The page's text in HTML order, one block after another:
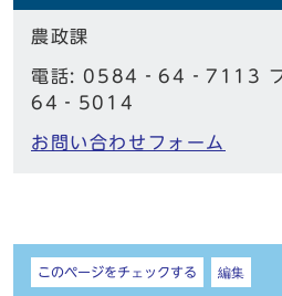
農政課
電話: 0584‐64‐7113
64‐5014
お問い合わせフォーム
しおり
このページをチェックする 編集